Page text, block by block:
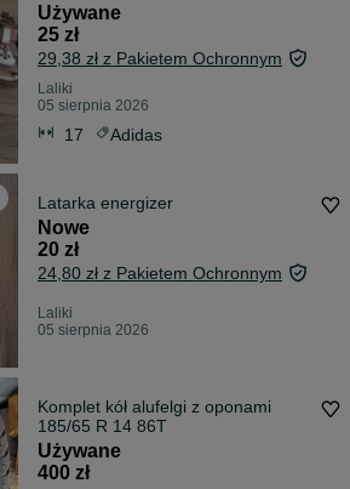
Używane
25 zł
29,38 zł z Pakietem Ochronnym
Laliki
05 sierpnia 2026
17 Adidas
Latarka energizer
Nowe
20 zł
24,80 zł z Pakietem Ochronnym
Laliki
05 sierpnia 2026
Komplet kół alufelgi z oponami
185/65 R 14 86T
Używane
400 zł